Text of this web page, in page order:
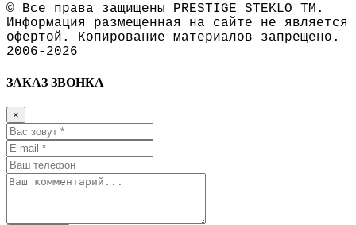
© Все права защищены PRESTIGE STEKLO ТМ.
Информация размещенная на сайте не является
офертой. Копирование материалов запрещено.
2006-2026
ЗАКАЗ ЗВОНКА
×